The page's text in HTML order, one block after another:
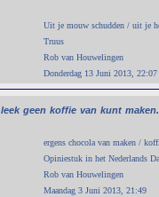
Uit je mouw schudden / uit je
Truus
Rob van Houwelingen
Donderdag 13 Juni 2013, 22:07
leek geen koffie van kunt maken.
ergens chocola van maken /
Opiniestuk in het Nederlands
Rob van Houwelingen
Maandag 3 Juni 2013, 21:49